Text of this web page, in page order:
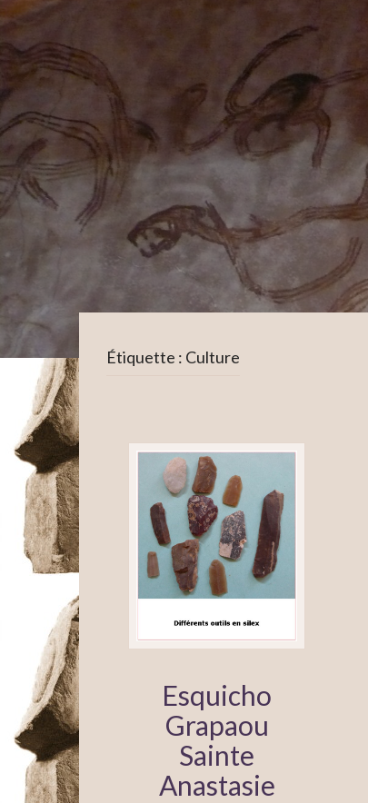
Étiquette : Culture
Esquicho
Grapaou
Sainte
Anastasie